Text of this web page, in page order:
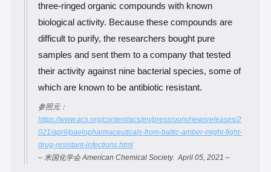
three-ringed organic compounds with known
biological activity. Because these compounds are
difficult to purify, the researchers bought pure
samples and sent them to a company that tested
their activity against nine bacterial species, some of
which are known to be antibiotic resistant.
参照元：
https://www.acs.org/content/acs/en/pressroom/newsreleases/2
021/april/paelopharmaceuticals-from-baltic-amber-might-fight-
drug-resistant-infections.html
– 米国化学会 American Chemical Society. April 05, 2021 –